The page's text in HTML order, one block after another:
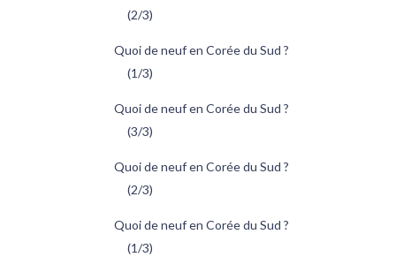
(2/3)
Quoi de neuf en Corée du Sud ?
(1/3)
Quoi de neuf en Corée du Sud ?
(3/3)
Quoi de neuf en Corée du Sud ?
(2/3)
Quoi de neuf en Corée du Sud ?
(1/3)